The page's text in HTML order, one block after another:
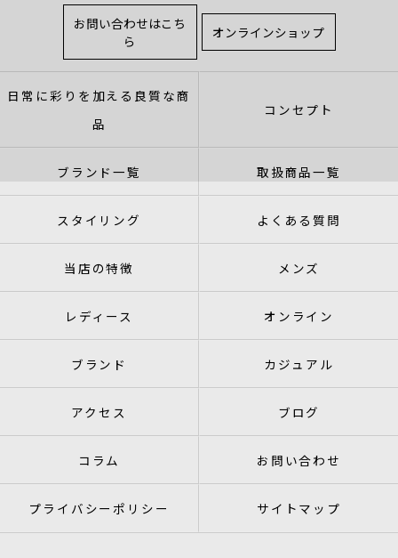
お問い合わせはこち
ら
オンラインショップ
日常に彩りを加える良質な商
品
コンセプト
ブランド一覧 取扱商品一覧
スタイリング よくある質問
当店の特徴 メンズ
レディース オンライン
ブランド カジュアル
アクセス ブログ
コラム お問い合わせ
プライバシーポリシー サイトマップ